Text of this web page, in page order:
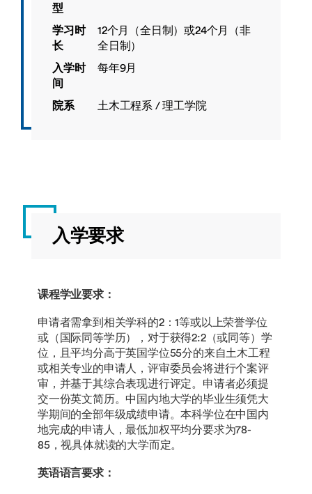
型
学习时
长
12个月（全日制）或24个月（非
全日制）
入学时
间
每年9月
院系 土木工程系 / 理工学院
入学要求
课程学业要求：
申请者需拿到相关学科的2：1等或以上荣誉学位
或（国际同等学历），对于获得2:2（或同等）学
位，且平均分高于英国学位55分的来自土木工程
或相关专业的申请人，评审委员会将进行个案评
审，并基于其综合表现进行评定。申请者必须提
交一份英文简历。中国内地大学的毕业生须凭大
学期间的全部年级成绩申请。本科学位在中国内
地完成的申请人，最低加权平均分要求为78-
85，视具体就读的大学而定。
英语语言要求：